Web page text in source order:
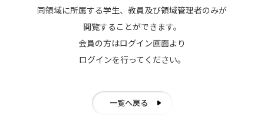
同領域に所属する学生、教員及び領域管理者のみが
閲覧することができます。
会員の方はログイン画面より
ログインを行ってください。
一覧へ戻る